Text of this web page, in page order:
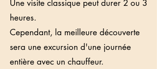
Une visite classique peut durer 2 ou 3
heures.
Cependant, la meilleure découverte
sera une excursion d'une journée
entière avec un chauffeur.